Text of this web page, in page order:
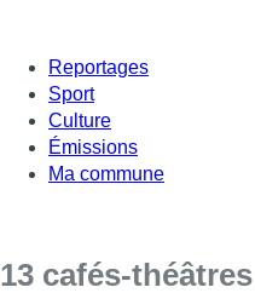
Reportages
Sport
Culture
Émissions
Ma commune
13 cafés-